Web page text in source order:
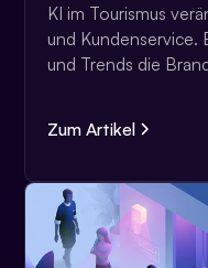
KI im Tourismus
und Kundenservice.
und Trends die
Zum Artikel